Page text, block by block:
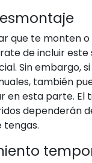
que te monten
de incluir este
Sin embargo,
también
en esta parte. El
dependerán
tengas.